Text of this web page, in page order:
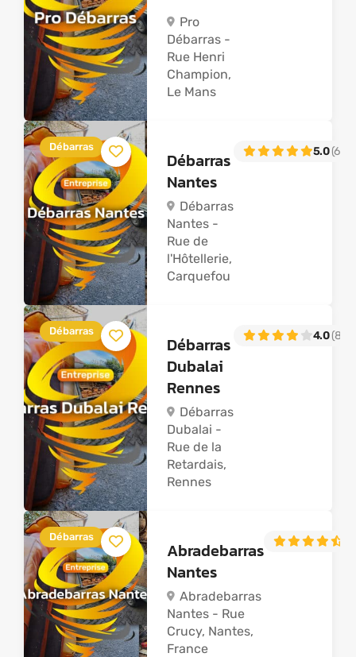
Pro
Débarras -
Rue Henri
Champion,
Le Mans
Débarras
Débarras
Nantes
Débarras
Nantes -
Rue de
l'Hôtellerie,
Carquefou
5.0(60)
Débarras
Débarras
Dubalai
Rennes
Débarras
Dubalai -
Rue de la
Retardais,
Rennes
4.0(81)
Débarras
Abradebarras
Nantes
Abradebarras
Nantes - Rue
Crucy, Nantes,
France